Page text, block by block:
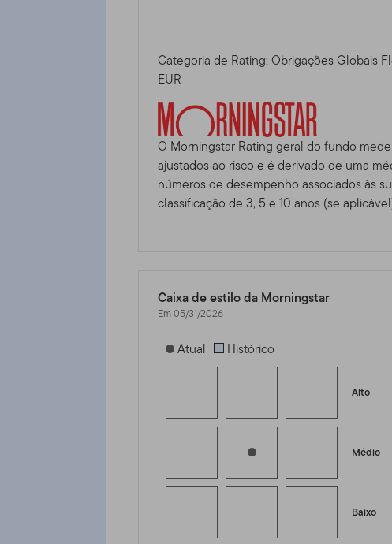
Categoria de Rating: Obrigações Globais
EUR
O Morningstar Rating geral do fundo
ajustados ao risco e é derivado de uma
números de desempenho associados às
classificação de 3, 5 e 10 anos (se
Caixa de estilo da Morningstar
Em 05/31/2026
[products.morningstar-stylebox-title-sr-fixed]
Atual Histórico
Alto
Médio
Baixo